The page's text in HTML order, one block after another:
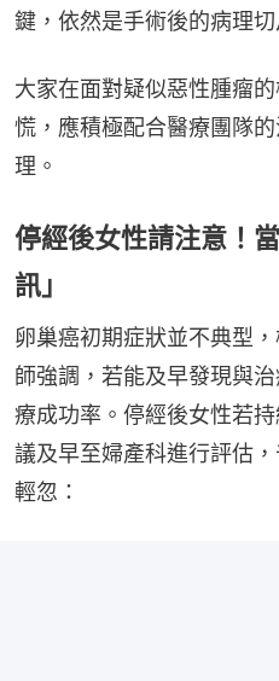
鍵，依然是手術後的病理切
大家在面對疑似惡性腫瘤
慌，應積極配合醫療團隊
理。
停經後女性請注意！
訊」
卵巢癌初期症狀並不典型
師強調，若能及早發現與
療成功率。停經後女性若
議及早至婦產科進行評估
輕忽：